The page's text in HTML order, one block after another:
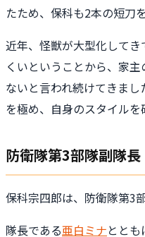
たため、保科も2本の短刀
近年、怪獣が大型化して
くいということから、家
ないと言われ続けてきま
を極め、自身のスタイルを
防衛隊第3部隊副隊長
保科宗四郎は、防衛隊第3
隊長である亜白ミナとと